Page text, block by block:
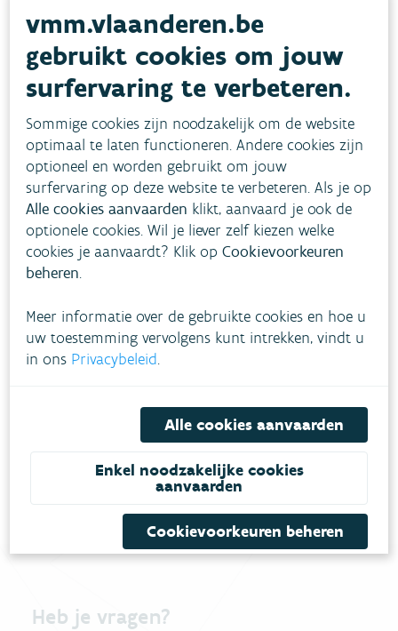
Vlaanderen ligt hoger in het oosten van het
land.
Gezondheidseffect
Doelstellingen
Toestand
Hoe pakken we dit aan?
Meer informatie
Heb je vragen?
vmm.vlaanderen.be
gebruikt cookies om jouw
surfervaring te verbeteren.
Sommige cookies zijn noodzakelijk om de website
optimaal te laten functioneren. Andere cookies zijn
optioneel en worden gebruikt om jouw
surfervaring op deze website te verbeteren. Als je op
Alle cookies aanvaarden klikt, aanvaard je ook de
optionele cookies. Wil je liever zelf kiezen welke
cookies je aanvaardt? Klik opCookievoorkeuren
beheren.
Meer informatie over de gebruikte cookies en hoe u
uw toestemming vervolgens kunt intrekken, vindt u
in ons Privacybeleid.
Alle cookies aanvaarden
Enkel noodzakelijke cookies
aanvaarden
Cookievoorkeuren beheren